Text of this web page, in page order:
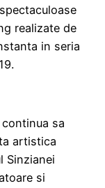
realizate de
in seria
continua sa
artistica
Sinzianei
si